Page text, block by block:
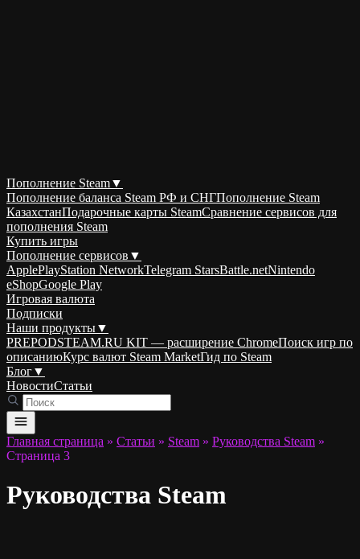
Пополнение Steam▼
Пополнение баланса Steam РФ и СНГПополнение Steam
КазахстанПодарочные карты SteamСравнение сервисов для
пополнения Steam
Купить игры
Пополнение сервисов ▼
ApplePlayStation NetworkTelegram StarsBattle.netNintendo
eShopGoogle Play
Игровая валюта
Подписки
Наши продукты▼
PREPODSTEAM.RU KIT — расширение ChromeПоиск игр по
описаниюКурс валют Steam MarketГид по Steam
Блог▼
НовостиСтатьи
Главная страница » Статьи » Steam » Руководства Steam »
Страница 3
Руководства Steam